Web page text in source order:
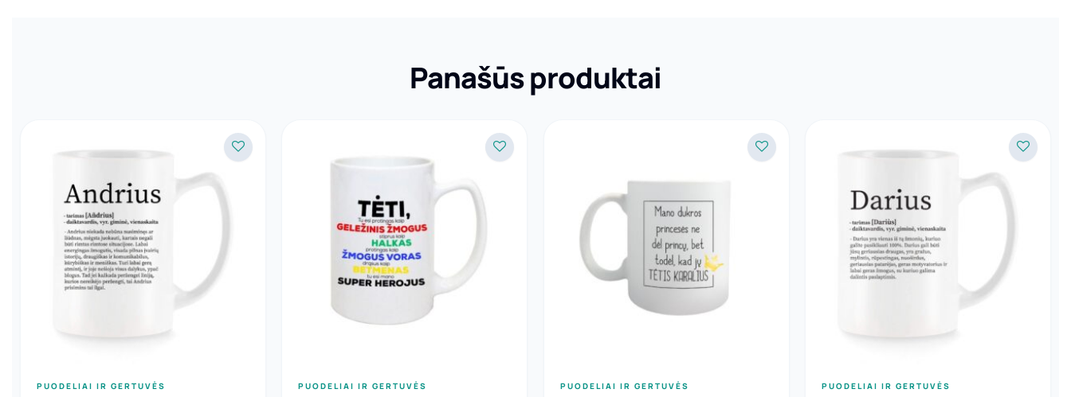
Panašūs produktai
PUODELIAI IR GERTUVĖS PUODELIAI IR GERTUVĖS PUODELIAI IR GERTUVĖS PUODELIAI IR GERTUVĖS